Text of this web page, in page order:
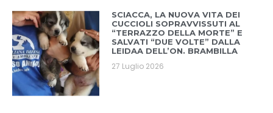
SCIACCA, LA NUOVA VITA DEI
CUCCIOLI SOPRAVVISSUTI AL
“TERRAZZO DELLA MORTE” E
SALVATI “DUE VOLTE” DALLA
LEIDAA DELL’ON. BRAMBILLA
27 Luglio 2026